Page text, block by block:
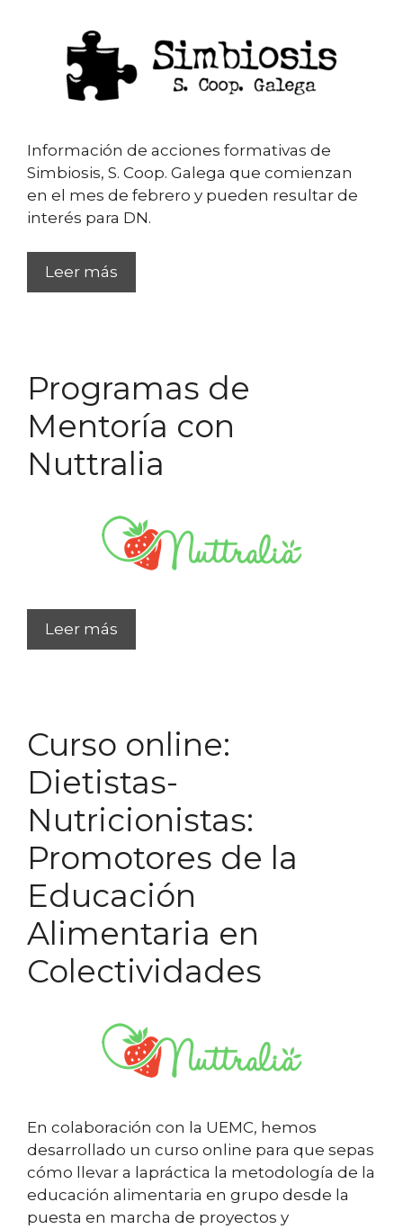
Información de acciones formativas de
Simbiosis, S. Coop. Galega que comienzan
en el mes de febrero y pueden resultar de
interés para DN.
Leer más
Programas de
Mentoría con
Nuttralia
Leer más
Curso online:
Dietistas-
Nutricionistas:
Promotores de la
Educación
Alimentaria en
Colectividades
En colaboración con la UEMC, hemos
desarrollado un curso online para que sepas
cómo llevar a lapráctica la metodología de la
educación alimentaria en grupo desde la
puesta en marcha de proyectos y